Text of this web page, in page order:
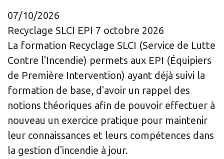
07/10/2026
Recyclage SLCI EPI 7 octobre 2026
La formation Recyclage SLCI (Service de Lutte
Contre l'Incendie) permets aux EPI (Équipiers
de Première Intervention) ayant déjà suivi la
formation de base, d'avoir un rappel des
notions théoriques afin de pouvoir effectuer à
nouveau un exercice pratique pour maintenir
leur connaissances et leurs compétences dans
la gestion d'incendie à jour.